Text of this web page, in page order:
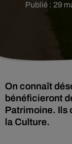
Publié : 29
On connaît
bénéficieront
Patrimoine. Ils
la Culture.